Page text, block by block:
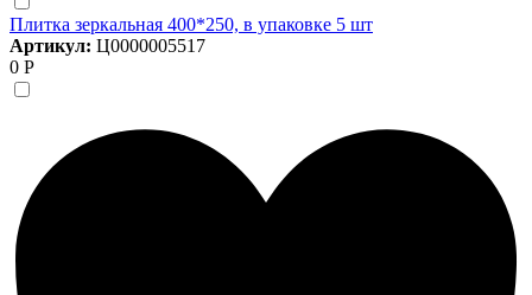
Плитка зеркальная 400*250, в упаковке 5 шт
Артикул: Ц0000005517
0 Р